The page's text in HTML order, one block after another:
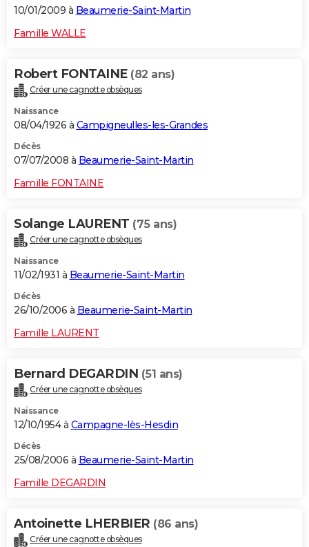
10/01/2009 à Beaumerie-Saint-Martin
Famille WALLE
Robert FONTAINE (82 ans)
Créer une cagnotte obsèques
Naissance
08/04/1926 à Campigneulles-les-Grandes
Décès
07/07/2008 à Beaumerie-Saint-Martin
Famille FONTAINE
Solange LAURENT (75 ans)
Créer une cagnotte obsèques
Naissance
11/02/1931 à Beaumerie-Saint-Martin
Décès
26/10/2006 à Beaumerie-Saint-Martin
Famille LAURENT
Bernard DEGARDIN (51 ans)
Créer une cagnotte obsèques
Naissance
12/10/1954 à Campagne-lès-Hesdin
Décès
25/08/2006 à Beaumerie-Saint-Martin
Famille DEGARDIN
Antoinette LHERBIER (86 ans)
Créer une cagnotte obsèques